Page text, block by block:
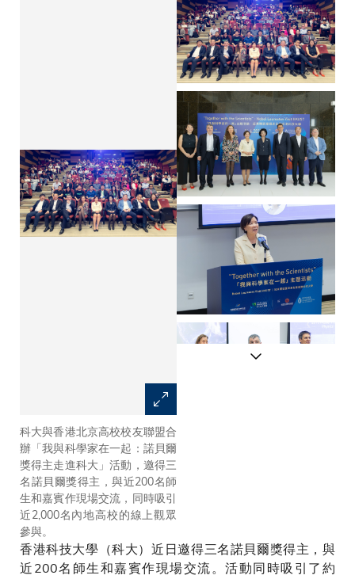
科大與香港北京高校校友聯盟合
辦「我與科學家在一起：諾貝爾
獎得主走進科大」活動，邀得三
名諾貝爾獎得主，與近200名師
生和嘉賓作現場交流，同時吸引
近2,000名內地高校的線上觀眾
參與。
Britt MOSER教授（左三）、
Konstantin NOVOSELOV教授
香港科技大學（科大）近日邀得三名諾貝爾獎得主，與
近200名師生和嘉賓作現場交流。活動同時吸引了約